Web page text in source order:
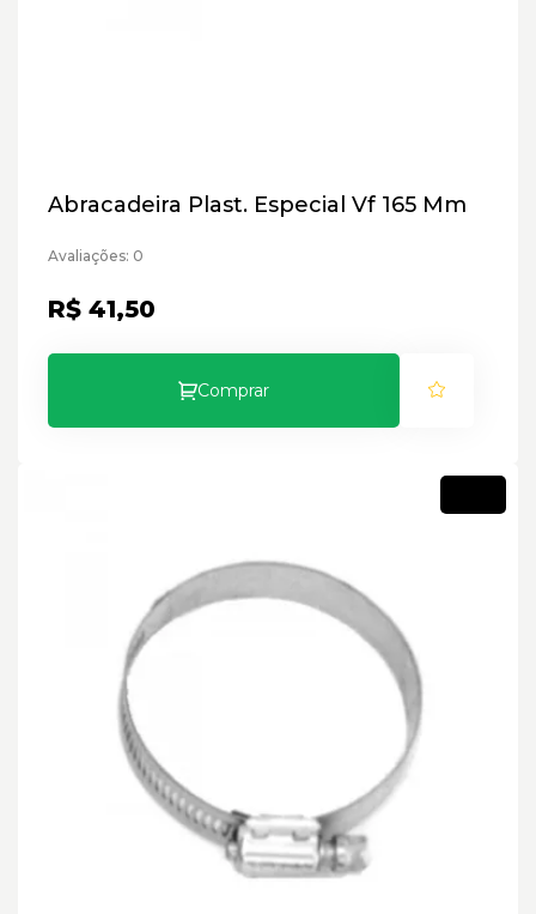
Abracadeira Plast. Especial Vf 165 Mm
Avaliações: 0
R$ 41,50
Comprar